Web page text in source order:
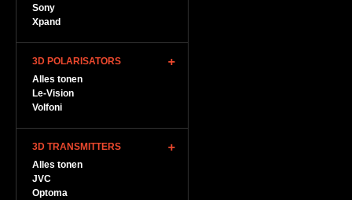
Sony
Xpand
3D POLARISATORS
Alles tonen
Le-Vision
Volfoni
3D TRANSMITTERS
Alles tonen
JVC
Optoma